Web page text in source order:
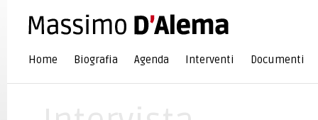
Home Biografia Agenda Interventi Documenti